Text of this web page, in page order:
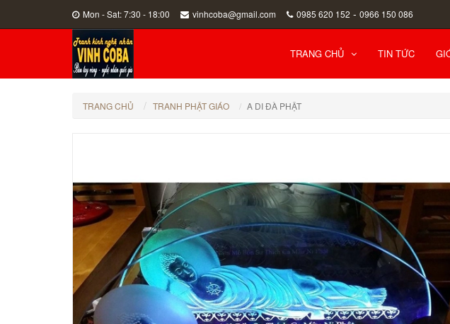
Mon - Sat: 7:30 - 18:00 vinhcoba@gmail.com 0985 620 152 - 0966 150 086
TRANG CHỦ TIN TỨC
TRANG CHỦ TRANH PHẬT GIÁO A DI ĐÀ PHẬT